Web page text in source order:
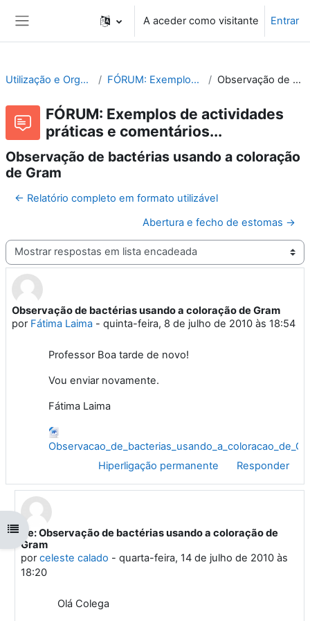
A aceder como visitante Entrar
Abrir índice da disciplina
Utilização e Organização de Laboratórios Escolares FÓRUM: Exemplos de actividades práticas e comentários... Observação de bactérias usando a coloração de Gram
FÓRUM: Exemplos de actividades
práticas e comentários...
Observação de bactérias usando a coloração
de Gram
← Relatório completo em formato utilizável
Abertura e fecho de estomas →
Modo de visualização
Observação de bactérias usando a coloração de Gram
por Fátima Laima - quinta-feira, 8 de julho de 2010 às 18:54
Número de respostas: 2
Professor Boa tarde de novo!
Vou enviar novamente.
Fátima Laima
Hiperligação permanente
Responder
Em resposta a 'Fátima Laima'
Re: Observação de bactérias usando a coloração de
Gram
porceleste calado - quarta-feira, 14 de julho de 2010 às
18:20
Olá Colega